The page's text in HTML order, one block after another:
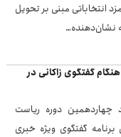
انتخاباتی مبنی بر تحویل
نشان‌دهنده…
گفتگوی زاکانی در
چهاردهمین دوره ریاست
گفتگوی ویژه خبری